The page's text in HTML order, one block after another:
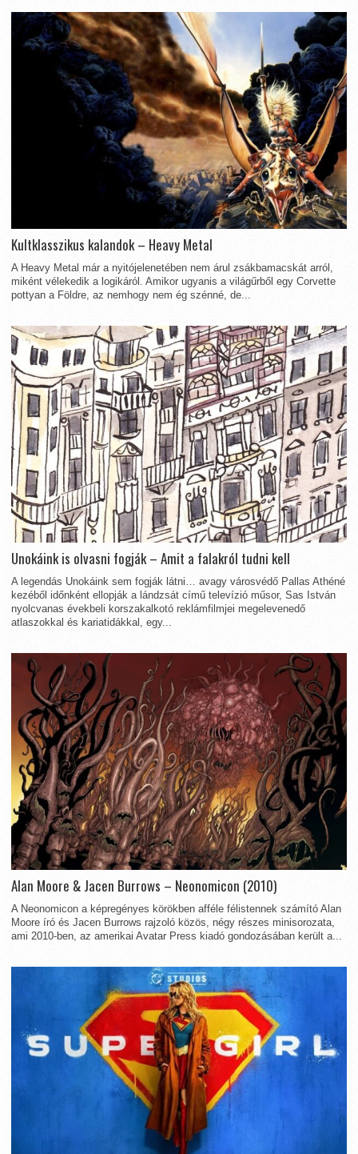
Kultklasszikus kalandok – Heavy Metal
A Heavy Metal már a nyitójelenetében nem árul zsákbamacskát arról,
miként vélekedik a logikáról. Amikor ugyanis a világűrből egy Corvette
pottyan a Földre, az nemhogy nem ég szénné, de...
Unokáink is olvasni fogják – Amit a falakról tudni kell
A legendás Unokáink sem fogják látni… avagy városvédő Pallas Athéné
kezéből időnként ellopják a lándzsát című televízió műsor, Sas István
nyolcvanas évekbeli korszakalkotó reklámfilmjei megelevenedő
atlaszokkal és kariatidákkal, egy...
Alan Moore & Jacen Burrows – Neonomicon (2010)
A Neonomicon a képregényes körökben afféle félistennek számító Alan
Moore író és Jacen Burrows rajzoló közös, négy részes minisorozata,
ami 2010-ben, az amerikai Avatar Press kiadó gondozásában került a...